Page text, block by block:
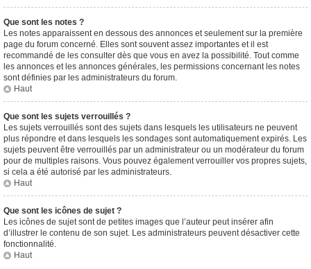
Que sont les notes ?
Les notes apparaissent en dessous des annonces et seulement sur la première
page du forum concerné. Elles sont souvent assez importantes et il est
recommandé de les consulter dès que vous en avez la possibilité. Tout comme
les annonces et les annonces générales, les permissions concernant les notes
sont définies par les administrateurs du forum.
Haut
Que sont les sujets verrouillés ?
Les sujets verrouillés sont des sujets dans lesquels les utilisateurs ne peuvent
plus répondre et dans lesquels les sondages sont automatiquement expirés. Les
sujets peuvent être verrouillés par un administrateur ou un modérateur du forum
pour de multiples raisons. Vous pouvez également verrouiller vos propres sujets,
si cela a été autorisé par les administrateurs.
Haut
Que sont les icônes de sujet ?
Les icônes de sujet sont de petites images que l’auteur peut insérer afin
d’illustrer le contenu de son sujet. Les administrateurs peuvent désactiver cette
fonctionnalité.
Haut